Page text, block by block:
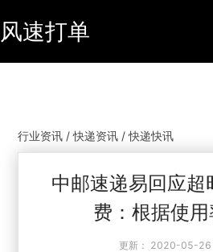
风速打单
行业资讯 / 快递资讯 / 快递快讯
中邮速递易回应
费：根据使
更新： 2020-05-26